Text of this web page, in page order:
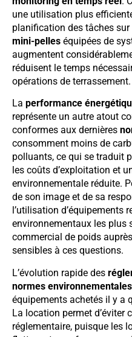
une utilisation plus
planification des tâches sur
mini-pelles équipées de
augmentent
réduisent le temps
opérations de terrassement.
La performance
représente un autre atout
conformes aux dernières
consomment moins de
polluants, ce qui se traduit
les coûts d’exploitation et
environnementale réduite.
de son image et de sa
l’utilisation d’équipements
environnementaux les plus
commercial de poids
sensibles à ces questions.
L’évolution rapide des
normes environnementales
équipements achetés il y a
La location permet d’éviter
réglementaire, puisque les